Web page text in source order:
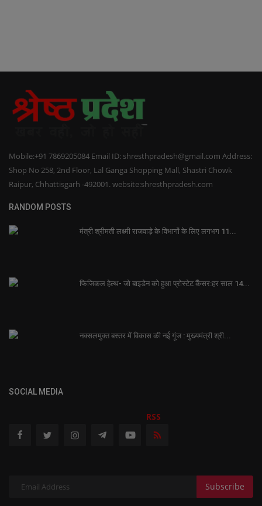
Mobile:+91 7869205084 Email ID: shresthpradesh@gmail.com Address:
Shop No 258, 2nd Floor, Lal Ganga Shopping Mall, Shastri Chowk
Raipur, Chhattisgarh -492001. website:shresthpradesh.com
RANDOM POSTS
मंत्री श्रीमती लक्ष्मी राजवाड़े के विभागों के लिए लगभग 11...
फिजिकल हेल्थ- जो बाइडेन को हुआ प्रोस्टेट कैंसर:हर साल 14...
नक्सलमुक्त बस्तर में विकास की नई गूंज : मुख्यमंत्री श्री...
SOCIAL MEDIA
RSS
Subscribe